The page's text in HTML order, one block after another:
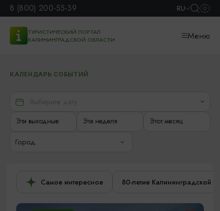
8 (800) 200-55-39 RU
ТУРИСТИЧЕСКИЙ ПОРТАЛ
КАЛИНИНГРАДСКОЙ ОБЛАСТИ
Меню
КАЛЕНДАРЬ СОБЫТИЙ
Эти выходные Эта неделя Этот месяц
Город
Самое интересное 80-летие Калининградской